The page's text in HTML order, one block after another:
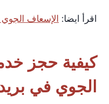
اقرأ ايضا: الإسعاف
كيفية حجز
الجوي في